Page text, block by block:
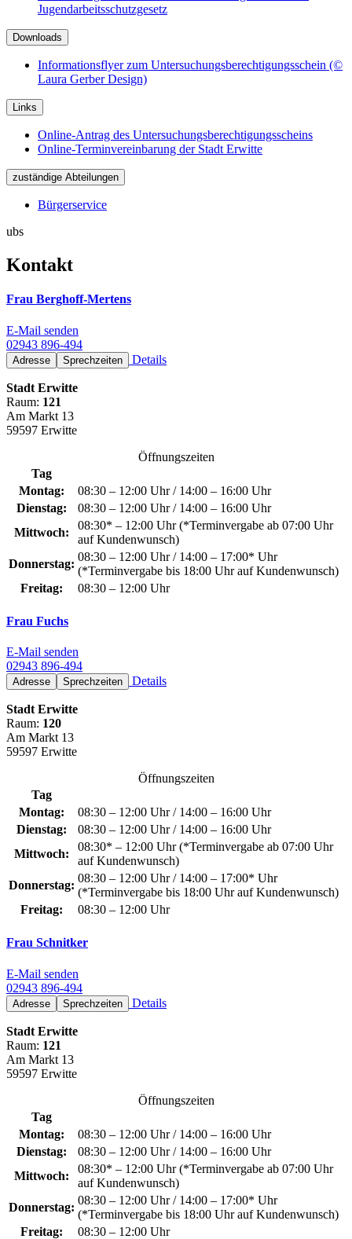
Jugendarbeitsschutzgesetz
Downloads
Informationsflyer zum Untersuchungsberechtigungsschein (©
Laura Gerber Design)
Links
Online-Antrag des Untersuchungsberechtigungsscheins
Online-Terminvereinbarung der Stadt Erwitte
zuständige Abteilungen
Bürgerservice
ubs
Kontakt
Frau Berghoff-Mertens
E-Mail senden
02943 896-494
Adresse Sprechzeiten Details
Stadt Erwitte
Raum: 121
Am Markt 13
59597 Erwitte
Öffnungszeiten
Tag
Montag:
08:30 – 12:00 Uhr / 14:00 – 16:00 Uhr
Dienstag:
08:30 – 12:00 Uhr / 14:00 – 16:00 Uhr
Mittwoch:
08:30* – 12:00 Uhr (*Terminvergabe ab 07:00 Uhr
auf Kundenwunsch)
Donnerstag:
08:30 – 12:00 Uhr / 14:00 – 17:00* Uhr
(*Terminvergabe bis 18:00 Uhr auf Kundenwunsch)
Freitag:
08:30 – 12:00 Uhr
Frau Fuchs
E-Mail senden
02943 896-494
Adresse Sprechzeiten Details
Stadt Erwitte
Raum: 120
Am Markt 13
59597 Erwitte
Öffnungszeiten
Tag
Montag:
08:30 – 12:00 Uhr / 14:00 – 16:00 Uhr
Dienstag:
08:30 – 12:00 Uhr / 14:00 – 16:00 Uhr
Mittwoch:
08:30* – 12:00 Uhr (*Terminvergabe ab 07:00 Uhr
auf Kundenwunsch)
Donnerstag:
08:30 – 12:00 Uhr / 14:00 – 17:00* Uhr
(*Terminvergabe bis 18:00 Uhr auf Kundenwunsch)
Freitag:
08:30 – 12:00 Uhr
Frau Schnitker
E-Mail senden
02943 896-494
Adresse Sprechzeiten Details
Stadt Erwitte
Raum: 121
Am Markt 13
59597 Erwitte
Öffnungszeiten
Tag
Montag:
08:30 – 12:00 Uhr / 14:00 – 16:00 Uhr
Dienstag:
08:30 – 12:00 Uhr / 14:00 – 16:00 Uhr
Mittwoch:
08:30* – 12:00 Uhr (*Terminvergabe ab 07:00 Uhr
auf Kundenwunsch)
Donnerstag:
08:30 – 12:00 Uhr / 14:00 – 17:00* Uhr
(*Terminvergabe bis 18:00 Uhr auf Kundenwunsch)
Freitag:
08:30 – 12:00 Uhr